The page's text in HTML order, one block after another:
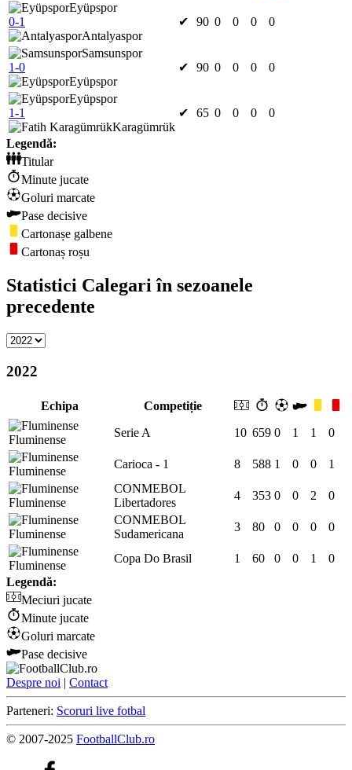
Eyüpspor
0-1
Antalyaspor
✔ 90 0 0 0 0
Samsunspor
1-0
Eyüpspor
✔ 90 0 0 0 0
Eyüpspor
1-1
Karagümrük
✔ 65 0 0 0 0
Legendă:
Titular
Minute jucate
Goluri marcate
Pase decisive
Cartonașe galbene
Cartonaș roșu
Statistici Calegari în sezoanele
precedente
2022
Echipa Competiție
Fluminense
Serie A 10 659 0 1 1 0
Fluminense
Carioca - 1 8 588 1 0 0 1
Fluminense
CONMEBOL
Libertadores
4 353 0 0 2 0
Fluminense
CONMEBOL
Sudamericana
3 80 0 0 0 0
Fluminense
Copa Do Brasil 1 60 0 0 1
0
Legendă:
Meciuri jucate
Minute jucate
Goluri marcate
Pase decisive
Despre noi | Contact
Parteneri: Scoruri live fotbal
© 2007-2025 FootballClub.ro